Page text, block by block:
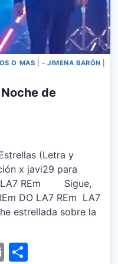
O MAS - JIMENA BARÓN
de
(Letra y
x javi29 para
LA7 REm Sigue,
DO LA7 REm LA7
sobre la
Email